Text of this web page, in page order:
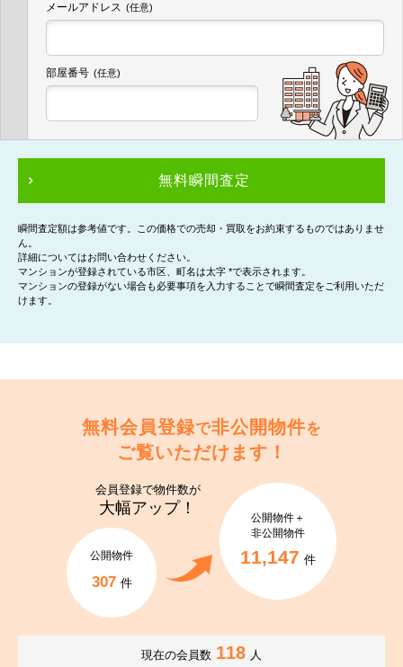
メールアドレス (任意)
部屋番号 (任意)
無料瞬間査定
瞬間査定額は参考値です。この価格での売却・買取をお約束するものではありませ
ん。
詳細についてはお問い合わせください。
マンションが登録されている市区、町名は太字 *で表示されます。
マンションの登録がない場合も必要事項を入力することで瞬間査定をご利用いただ
けます。
無料会員登録で非公開物件を
ご覧いただけます！
会員登録で物件数が
大幅アップ！
公開物件
307 件
公開物件＋
非公開物件
11,147 件
現在の会員数 118 人